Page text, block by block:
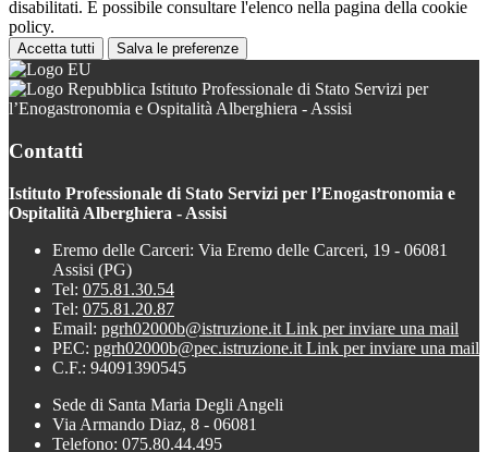
disabilitati. È possibile consultare l'elenco nella pagina della cookie
policy.
Accetta tutti Salva le preferenze
Istituto Professionale di Stato Servizi per
l’Enogastronomia e Ospitalità Alberghiera - Assisi
Contatti
Istituto Professionale di Stato Servizi per l’Enogastronomia e
Ospitalità Alberghiera - Assisi
Eremo delle Carceri: Via Eremo delle Carceri, 19 - 06081
Assisi (PG)
Tel: 075.81.30.54
Tel: 075.81.20.87
Email: pgrh02000b@istruzione.it Link per inviare una mail
PEC: pgrh02000b@pec.istruzione.it Link per inviare una mail
C.F.: 94091390545
Sede di Santa Maria Degli Angeli
Via Armando Diaz, 8 - 06081
Telefono: 075.80.44.495